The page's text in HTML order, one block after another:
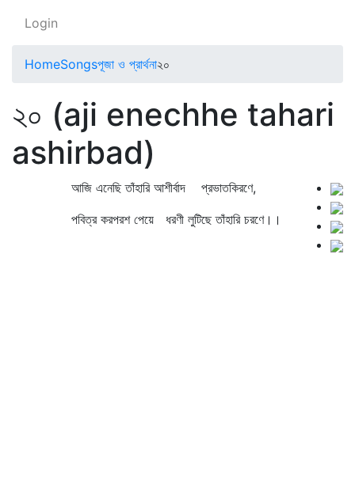
Login
HomeSongsপূজা ও প্রার্থনা২০
২০ (aji enechhe tahari
ashirbad)
আজি এনেছি তাঁহারি আশীর্বাদ প্রভাতকিরণে,
পবিত্র করপরশ পেয়ে ধরণী লুটিছে তাঁহারি চরণে।।